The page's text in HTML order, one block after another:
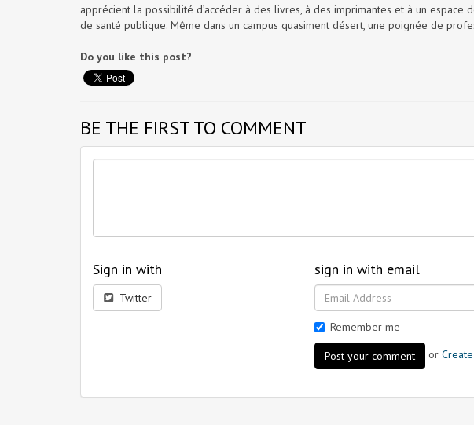
apprécient la possibilité d’accéder à des livres, à des imprimantes et à un
de santé publique. Même dans un campus quasiment désert, une poignée de
Do you like this post?
BE THE FIRST TO COMMENT
Sign in with
Twitter
sign in with email
Remember me
or